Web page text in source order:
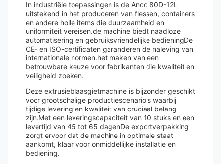
In industriële toepassingen is de Anco 80D-12L
uitstekend in het produceren van flessen, containers
en andere holle items die duurzaamheid en
uniformiteit vereisen.de machine biedt naadloze
automatisering en gebruiksvriendelijke bedieningDe
CE- en ISO-certificaten garanderen de naleving van
internationale normen.het maken van een
betrouwbare keuze voor fabrikanten die kwaliteit en
veiligheid zoeken.
Deze extrusieblaasgietmachine is bijzonder geschikt
voor grootschalige productiescenario's waarbij
tijdige levering en kwaliteit van cruciaal belang
zijn.Met een leveringscapaciteit van 10 stuks en een
levertijd van 45 tot 65 dagenDe exportverpakking
zorgt ervoor dat de machine in optimale staat
aankomt, klaar voor onmiddellijke installatie en
bediening.